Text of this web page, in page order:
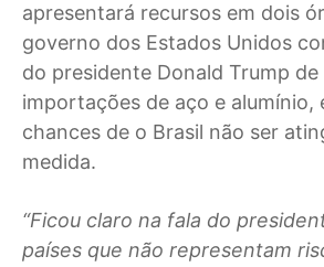
apresentará recursos em dois
governo dos Estados Unidos
do presidente Donald Trump
importações de aço e alumínio,
chances de o Brasil não ser
medida.
“Ficou claro na fala do
países que não representam